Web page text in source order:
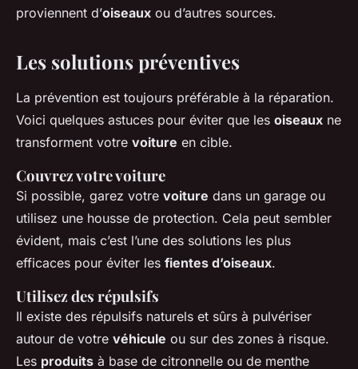
proviennent d’oiseaux ou d’autres sources.
Les solutions préventives
La prévention est toujours préférable à la réparation.
Voici quelques astuces pour éviter que les oiseaux ne
transforment votre voiture en cible.
Couvrez votre voiture
Si possible, garez votre voiture dans un garage ou
utilisez une housse de protection. Cela peut sembler
évident, mais c’est l’une des solutions les plus
efficaces pour éviter les fientes d’oiseaux.
Utilisez des répulsifs
Il existe des répulsifs naturels et sûrs à pulvériser
autour de votre véhicule ou sur des zones à risque.
Les produits à base de citronnelle ou de menthe